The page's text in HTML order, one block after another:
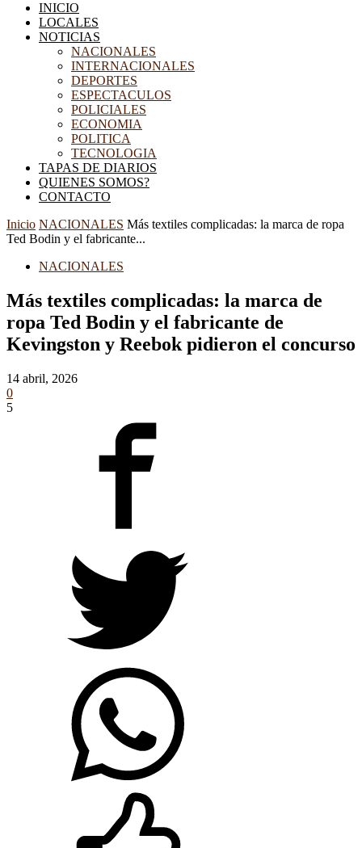
INICIO
LOCALES
NOTICIAS
NACIONALES
INTERNACIONALES
DEPORTES
ESPECTACULOS
POLICIALES
ECONOMIA
POLITICA
TECNOLOGIA
TAPAS DE DIARIOS
QUIENES SOMOS?
CONTACTO
Inicio NACIONALES Más textiles complicadas: la marca de ropa
Ted Bodin y el fabricante...
NACIONALES
Más textiles complicadas: la marca de
ropa Ted Bodin y el fabricante de
Kevingston y Reebok pidieron el concurso
14 abril, 2026
0
5